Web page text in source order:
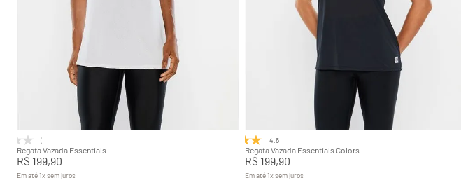
P M G GG
Adicionar na sacola
(0)
Regata Vazada Essentials
R$ 199,90
Em até 1xsem juros
M G GG
Adicionar na sacola
4.6
Regata Vazada Essentials Colors
R$ 199,90
Em até 1xsem juros